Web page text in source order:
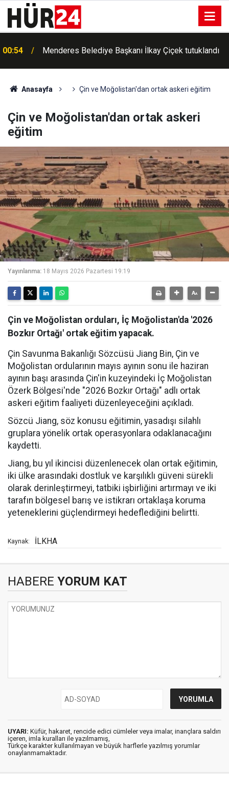
00:54 Menderes Belediye Başkanı İlkay Çiçek tutuklandı
Anasayfa Çin ve Moğolistan'dan ortak askeri eğitim
Çin ve Moğolistan'dan ortak askeri
eğitim
Yayınlanma: 18 Mayıs 2026 Pazartesi 19:19
Çin ve Moğolistan orduları, İç Moğolistan'da '2026
Bozkır Ortağı' ortak eğitim yapacak.
Çin Savunma Bakanlığı Sözcüsü Jiang Bin, Çin ve
Moğolistan ordularının mayıs ayının sonu ile haziran
ayının başı arasında Çin'in kuzeyindeki İç Moğolistan
Özerk Bölgesi'nde "2026 Bozkır Ortağı" adlı ortak
askeri eğitim faaliyeti düzenleyeceğini açıkladı.
Sözcü Jiang, söz konusu eğitimin, yasadışı silahlı
gruplara yönelik ortak operasyonlara odaklanacağını
kaydetti.
Jiang, bu yıl ikincisi düzenlenecek olan ortak eğitimin,
iki ülke arasındaki dostluk ve karşılıklı güveni sürekli
olarak derinleştirmeyi, tatbiki işbirliğini artırmayı ve iki
tarafın bölgesel barış ve istikrarı ortaklaşa koruma
yeteneklerini güçlendirmeyi hedeflediğini belirtti.
Kaynak: İLKHA
HABERE YORUM KAT
UYARI: Küfür, hakaret, rencide edici cümleler veya imalar, inançlara saldırı
içeren, imla kuralları ile yazılmamış,
Türkçe karakter kullanılmayan ve büyük harflerle yazılmış yorumlar
onaylanmamaktadır.